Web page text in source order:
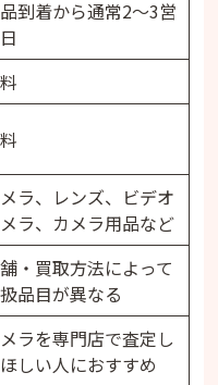
か？
かりますか？
込まれますか？
？
受け取れますか？
すか？
？
門店でカメラを査
到着から通常2～3営
ラ、レンズ、ビデオ
ラ、カメラ用品など
・買取方法によって
品目が異なる
ラを専門店で査定し
しい人におすすめ